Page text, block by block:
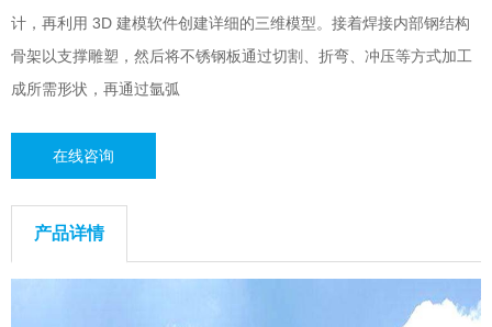
计，再利用 3D 建模软件创建详细的三维模型。接着焊接内部钢结构
骨架以支撑雕塑，然后将不锈钢板通过切割、折弯、冲压等方式加工
成所需形状，再通过氩弧
在线咨询
产品详情